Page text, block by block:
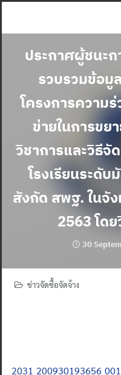
ประกาศผู้ชนะก
รวบรวมข้อมู
โครงการความ
ข่ายในการขย
วิชาการและวิธีจั
โรงเรียนระดั
สังกัด สพฐ. ในจั
2563 โดย
30
ข่าวจัดซื้อจัดจ้าง
2031_200930193656_001